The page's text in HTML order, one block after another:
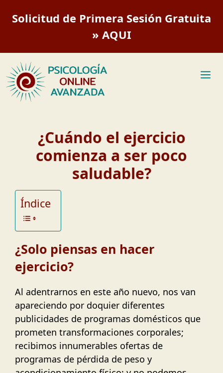
Solicitud de Primera Sesión Gratuita
» AQUI
¿Cuándo el ejercicio
comienza a ser poco
saludable?
Índice
¿Solo piensas en hacer
ejercicio?
Al adentrarnos en este año nuevo, nos van
apareciendo por doquier diferentes
publicidades de programas domésticos que
prometen transformaciones corporales;
recibimos innumerables ofertas de
programas de pérdida de peso y